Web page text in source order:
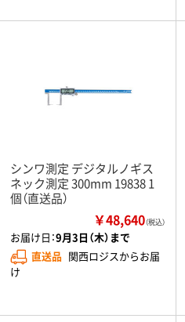
シンワ測定 デジタルノギス
ネック測定 300mm 19838 1
個（直送品）
￥48,640（税込）
お届け日：9月3日（木）まで
直送品 関西ロジスからお届
け